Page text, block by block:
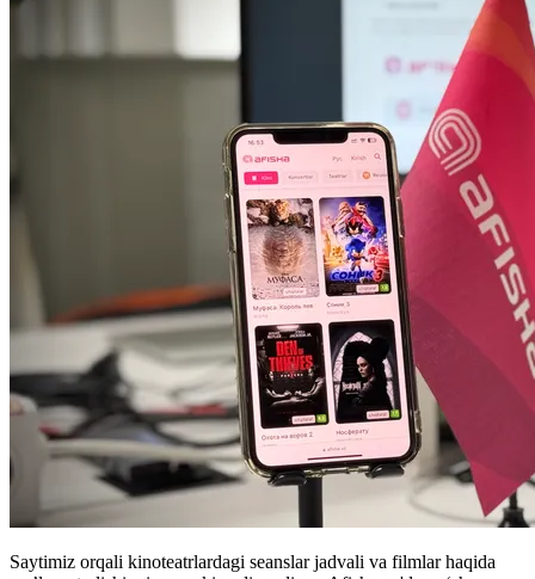
Saytimiz orqali kinoteatrlardagi seanslar jadvali va filmlar haqida